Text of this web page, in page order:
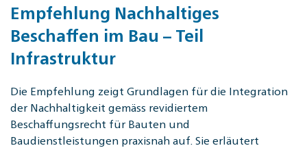
Empfehlung Nachhaltiges
Beschaffen im Bau – Teil
Infrastruktur
Die Empfehlung zeigt Grundlagen für die Integration
der Nachhaltigkeit gemäss revidiertem
Beschaffungsrecht für Bauten und
Baudienstleistungen praxisnah auf. Sie erläutert